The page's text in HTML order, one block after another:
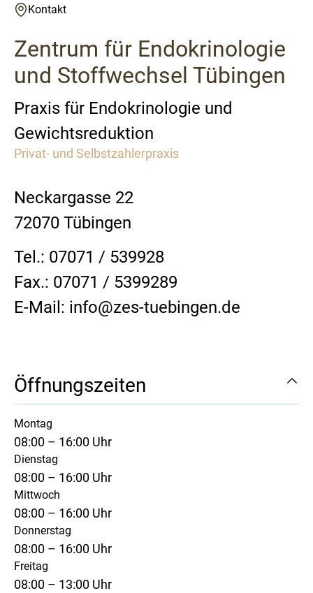
Kontakt
Zentrum für Endokrinologie
und Stoffwechsel Tübingen
Praxis für Endokrinologie und
Gewichtsreduktion
Privat- und Selbstzahlerpraxis
Neckargasse 22
72070 Tübingen
Tel.: 07071 / 539928
Fax.: 07071 / 5399289
E-Mail: info@zes-tuebingen.de
Öffnungszeiten
Montag
08:00 – 16:00 Uhr
Dienstag
08:00 – 16:00 Uhr
Mittwoch
08:00 – 16:00 Uhr
Donnerstag
08:00 – 16:00 Uhr
Freitag
08:00 – 13:00 Uhr